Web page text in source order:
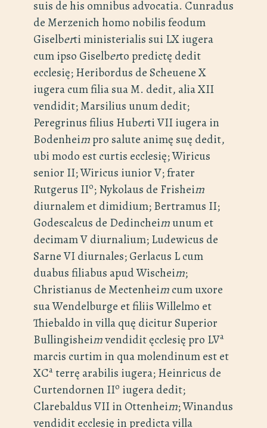
suis de his omnibus advocatia. Cunradus
de Merzenich homo nobilis feodum
Giselberti ministerialis sui LX iugera
cum ipso Giselberto predictę dedit
ecclesię; Heribordus de Scheuene X
iugera cum filia sua M. dedit, alia XII
vendidit; Marsilius unum dedit;
Peregrinus filius Huberti VII iugera in
Bodenheimpro salute animę suę dedit,
ubi modo est curtis ecclesię; Wiricus
senior II; Wiricus iunior V; frater
Rutgerus IIo; Nykolaus de Frisheim
diurnalem et dimidium; Bertramus II;
Godescalcus de Dedincheimunum et
decimam V diurnalium; Ludewicus de
Sarne VI diurnales; Gerlacus L cum
duabus filiabus apud Wischeim;
Christianus de Mectenheimcum uxore
sua Wendelburge et filiis Willelmo et
Thiebaldo in villa quę dicitur Superior
Bullingisheimvendidit ęcclesię pro LVa
marcis curtim in qua molendinum est et
XCa terrę arabilis iugera; Heinricus de
Curtendornen IIo iugera dedit;
Clarebaldus VII in Ottenheim; Winandus
vendidit ecclesię in predicta villa